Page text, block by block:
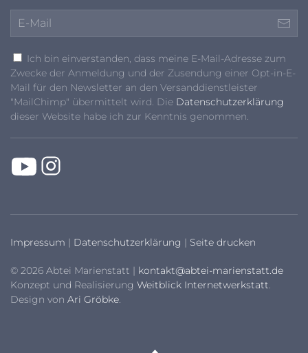
Ich bin einverstanden, dass meine E-Mail-Adresse zum
Zwecke der Anmeldung und der Zusendung einer Opt-in-E-
Mail für den Newsletter an den Versanddienstleister
"MailChimp" übermittelt wird. Die Datenschutzerklärung
dieser Website habe ich zur Kenntnis genommen.
Impressum | Datenschutzerklärung | Seite drucken
© 2026 Abtei Marienstatt | kontakt@abtei-marienstatt.de
Konzept und Realisierung Weitblick Internetwerkstatt.
Design von Ari Gröbke.